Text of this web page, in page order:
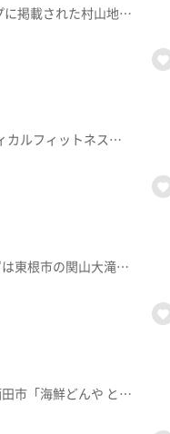
山形県で「そば街道やまがた そばマップ」スタンプラリーが開催中！マップに掲載された村山地方のそば店27店舗を巡り、注文前にマップを提示するだけで、割引やミニデザートなどお店ごとのお得なサービスが受けられます。今回は、山寺の麓にある人気店「信敬坊」の"山形牛 里芋そば"と、創業120年の老舗「むら熊」の"冷やしたぬきそば"を紹介。山形ならではの絶品そばを堪能します。▼スタンプラリー特典・スタンプ3つで抽選に応募可能（温泉入浴券・県産グルメなど12種類の賞品から選べる）・全店舗制覇でオリジナル平清水焼きの器をプレゼント▼マップ配布場所文翔館、観光情報センターなど山形麺類食堂協同組合の有志が「もっと多くの人に山形のそばを楽しんでほしい」という思いで作成したマップです。この機会にぜひ、山形のそば巡りを楽しんでみてください！2026年5月20日（水）
新年度の疲れを癒すため、山形市黒沢のおふろcafé yusaと、清住町のメディカルフィットネス＋スパ『ラ・ヴィータ』を紹介。おふろcafé yusaは温泉やサウナ、カフェスペースが充実し、リラックスできる施設。サウナでは本格的なロウリュ体験やととのいスペースがあり、多くの本や地元食材メニューも楽しめます。スパ ラ・ヴィータではヨガの体験を通して、心身のリフレッシュや柔軟性、集中力向上が期待できると実感。日常にヨガや温泉などを取り入れ、疲労回復や気分転換に役立ててみてはいかがでしょうか。2026年5月6日（水）
大型連休に向け、山形県内のおすすめスポットやグルメを紹介します。まずは東根市の関山大滝で、マイナスイオンあふれる癒しの絶景を満喫。隣接する大滝ドライブイン 泉やでは、おでんやイワナの塩焼きなど地元グルメを堪能できます。続いて、山形駅近くのさけ家こんこんでは、角打ちスタイルで多彩な県内日本酒の飲み比べや、お酒に合うおつまみを手軽に楽しめるのも魅力。遠出せずとも身近な自然や食、地域文化の再発見ができる連休の過ごし方を提案します。2026年4月22日（水）
新年度の値上げが続く中、家計に優しい安くて美味しいお店を取材。まず酒田市「海鮮どんや とびしま」では、新鮮な庄内浜の魚を市場関係者も通う500円朝定食で提供。山形市「フードセンターたかき南原店」は、炊き立て県産米や揚げたておかずの弁当を333円から販売、幅広い客層に人気です。韓国料理店「くま３びき」では名物お母さんが提供する500円ランチが評判。どの店もコスパや地元食材にこだわり、利用客への愛情が感じられるお店ばかりでした。2026年4月8日（水）